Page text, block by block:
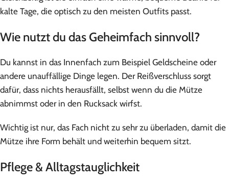
kalte Tage, die optisch zu den meisten Outfits passt.
Wie nutzt du das Geheimfach sinnvoll?
Du kannst in das Innenfach zum Beispiel Geldscheine oder
andere unauffällige Dinge legen. Der Reißverschluss sorgt
dafür, dass nichts herausfällt, selbst wenn du die Mütze
abnimmst oder in den Rucksack wirfst.
Wichtig ist nur, das Fach nicht zu sehr zu überladen, damit die
Mütze ihre Form behält und weiterhin bequem sitzt.
Pflege & Alltagstauglichkeit